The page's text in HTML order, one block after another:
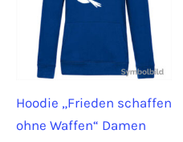
Hoodie „Frieden schaffen
ohne Waffen“ Damen